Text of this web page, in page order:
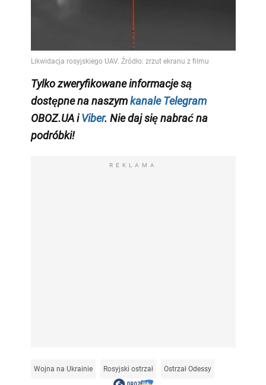
Tylko zweryfikowane informacje są
dostępne na naszymkanale Telegram
OBOZ.UA iViber. Nie daj się nabrać na
podróbki!
REKLAMA
Wojna na Ukrainie Rosyjski ostrzał Ostrzał Odessy